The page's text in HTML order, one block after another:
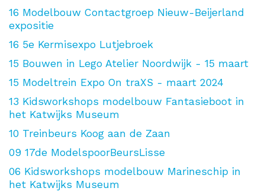
16 Modelbouw Contactgroep Nieuw-Beijerland
expositie
16 5e Kermisexpo Lutjebroek
15 Bouwen in Lego Atelier Noordwijk - 15 maart
15 Modeltrein Expo On traXS - maart 2024
13 Kidsworkshops modelbouw Fantasieboot in
het Katwijks Museum
10 Treinbeurs Koog aan de Zaan
09 17de ModelspoorBeursLisse
06 Kidsworkshops modelbouw Marineschip in
het Katwijks Museum